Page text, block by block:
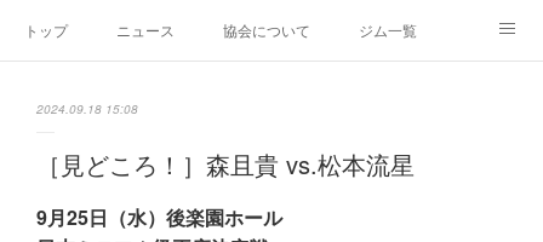
トップ ニュース 協会について ジム一覧
2024.09.18 15:08
［見どころ！］森且貴 vs.松本流星
9月25日（水）後楽園ホール